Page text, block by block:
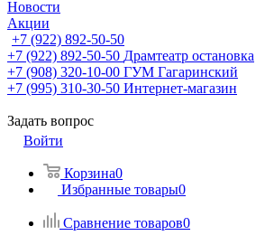
Новости
Акции
+7 (922) 892-50-50
+7 (922) 892-50-50 Драмтеатр остановка
+7 (908) 320-10-00 ГУМ Гагаринский
+7 (995) 310-30-50 Интернет-магазин
Задать вопрос
Войти
Корзина0
Избранные товары0
Сравнение товаров0